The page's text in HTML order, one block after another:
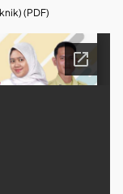
(PDF)